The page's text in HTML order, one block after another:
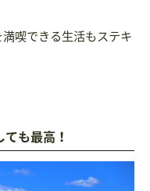
喫できる生活もステキ
も最高！